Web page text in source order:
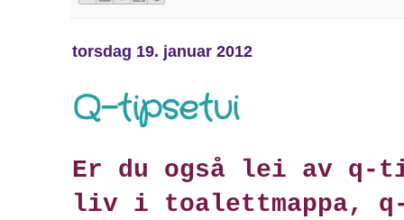
torsdag 19. januar 2012
Q-tipsetui
Er du også lei av q-
liv i toalettmappa,